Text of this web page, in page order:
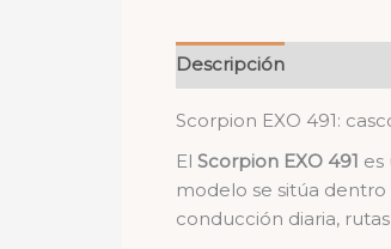
Descripción
Scorpion EXO 491:
El Scorpion EXO 491 es
modelo se sitúa dentro
conducción diaria,